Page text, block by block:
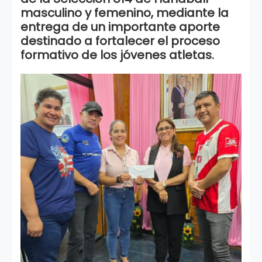
masculino y femenino, mediante la
entrega de un importante aporte
destinado a fortalecer el proceso
formativo de los jóvenes atletas.